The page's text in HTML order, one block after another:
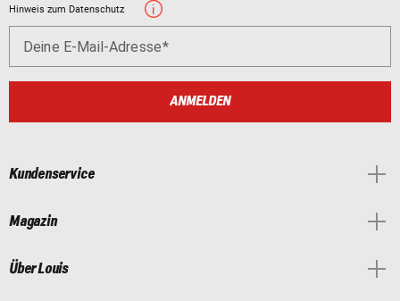
Hinweis zum Datenschutz
Deine E-Mail-Adresse
ANMELDEN
Kundenservice
Magazin
Über Louis